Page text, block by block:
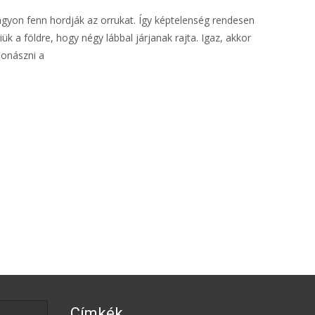
fenn hordják az orrukat. Így képtelenség rendesen
a földre, hogy négy lábbal járjanak rajta. Igaz, akkor
a